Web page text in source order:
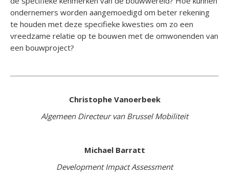
ondernemers worden aangemoedigd om beter rekening
te houden met deze specifieke kwesties om zo een
vreedzame relatie op te bouwen met de omwonenden van
een bouwproject?
Christophe Vanoerbeek
Algemeen Directeur van Brussel Mobiliteit
Michael Barratt
Development Impact Assessment